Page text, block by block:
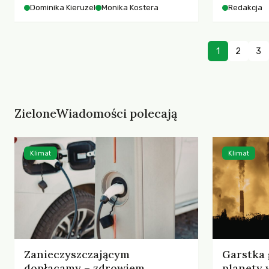
współczesnego miasta.
Dominika Kieruzel Monika Kostera Redakcja
1 2 3
ZieloneWiadomości polecają
Zanieczyszczającym
Klimat
Garstka
Klimat